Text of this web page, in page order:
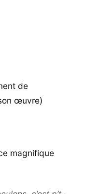
de
œuvre)
magnifique